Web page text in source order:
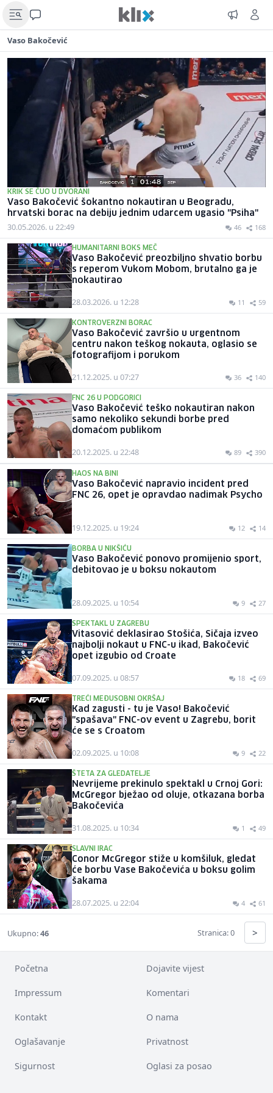
Vaso Bakočević
KRIK SE ČUO U DVORANI
Vaso Bakočević šokantno nokautiran u Beogradu,
hrvatski borac na debiju jednim udarcem ugasio "Psiha"
30.05.2026. u 22:49 46 168
HUMANITARNI BOKS MEČ
Vaso Bakočević preozbiljno shvatio borbu
s reperom Vukom Mobom, brutalno ga je
nokautirao
28.03.2026. u 12:28 11 59
KONTROVERZNI BORAC
Vaso Bakočević završio u urgentnom
centru nakon teškog nokauta, oglasio se
fotografijom i porukom
21.12.2025. u 07:27 36 140
FNC 26 U PODGORICI
Vaso Bakočević teško nokautiran nakon
samo nekoliko sekundi borbe pred
domaćom publikom
20.12.2025. u 22:48 89 390
HAOS NA BINI
Vaso Bakočević napravio incident pred
FNC 26, opet je opravdao nadimak Psycho
19.12.2025. u 19:24 12 14
BORBA U NIKŠIĆU
Vaso Bakočević ponovo promijenio sport,
debitovao je u boksu nokautom
28.09.2025. u 10:54 9 27
SPEKTAKL U ZAGREBU
Vitasović deklasirao Stošića, Sičaja izveo
najbolji nokaut u FNC-u ikad, Bakočević
opet izgubio od Croate
07.09.2025. u 08:57 18 69
TREĆI MEĐUSOBNI OKRŠAJ
Kad zagusti - tu je Vaso! Bakočević
"spašava" FNC-ov event u Zagrebu, borit
će se s Croatom
02.09.2025. u 10:08 9 22
ŠTETA ZA GLEDATELJE
Nevrijeme prekinulo spektakl u Crnoj Gori:
McGregor bježao od oluje, otkazana borba
Bakočevića
31.08.2025. u 10:34 1 49
SLAVNI IRAC
Conor McGregor stiže u komšiluk, gledat
će borbu Vase Bakočevića u boksu golim
šakama
28.07.2025. u 22:04 4 61
Ukupno:46 Stranica: 0 >
Početna Dojavite vijest
Impressum Komentari
Kontakt O nama
Oglašavanje Privatnost
Sigurnost Oglasi za posao